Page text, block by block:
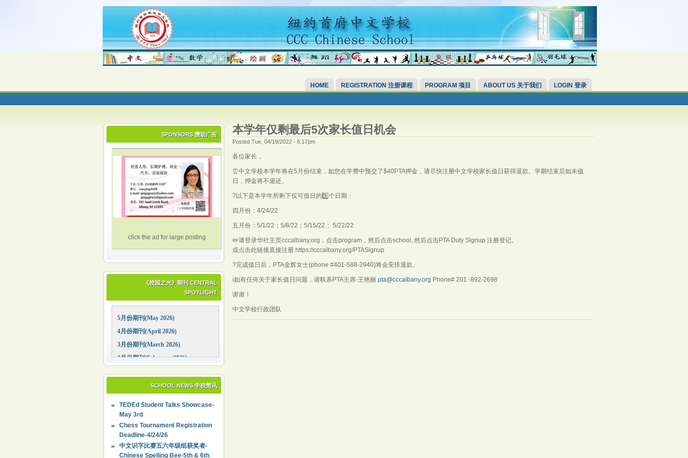
HOME REGISTRATION 注册课程 PROGRAM 项目 ABOUT US 关于我们 LOGIN 登录
SPONSORS 攒助广告
click the ad for large posting
《校园之光》期刊 CENTRAL
SPOTLIGHT
5月份期刊(May 2026)
4月份期刊(April 2026)
3月份期刊(March 2026)
2月份期刊(February 2026)
12月份期刊(December 2025)
10月份期刊(October 2025)
09月份期刊(September 2025)
SCHOOL NEWS 学校简讯
TEDEd Student Talks Showcase-
May 3rd
Chess Tournament Registration
Deadline-4/24/26
中文识字比赛五六年级组获奖者-
Chinese Spelling Bee-5th & 6th
本学年仅剩最后5次家长值日机会
Posted Tue, 04/19/2022 - 6:17pm
各位家长，
⏰中文学校本学年将在5月份结束，如您在学费中预交了$40PTA押金，请尽快注册中文学校家长值日获得退款。学期结束后如未值
日，押金将不退还。
?以下是本学年所剩下仅可值日的5️⃣个日期：
四月份：4/24/22
五月份：5/1/22；5/8/22；5/15/22； 5/22/22
✏️请登录华社主页cccalbany.org，点击program，然后点击school, 然后点击PTA Duty Signup 注册登记。
或点击此链接直接注册:https://cccalbany.org/PTASignup
?完成值日后，PTA金辉女士(phone #401-588-2940)将会安排退款。
ℹ️如有任何关于家长值日问题，请联系PTA主席-王艳丽 pta@cccalbany.org Phone# 201 -892-2698
谢谢！
中文学校行政团队